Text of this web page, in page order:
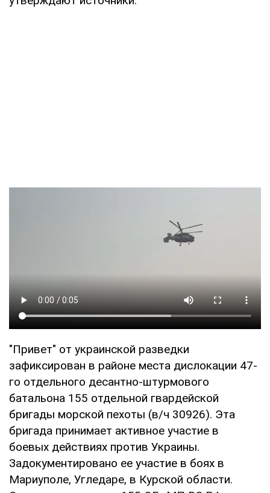
"Привет" от украинской разведки
зафиксирован в районе места дислокации 47-
го отдельного десантно-штурмового
батальона 155 отдельной гвардейской
бригады морской пехоты (в/ч 30926). Эта
бригада принимает активное участие в
боевых действиях против Украины.
Задокументировано ее участие в боях в
Мариуполе, Угледаре, в Курской области.